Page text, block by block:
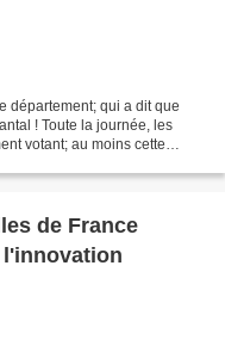
département; qui a dit que
! Toute la journée, les
votant; au moins cette
de France
l'innovation